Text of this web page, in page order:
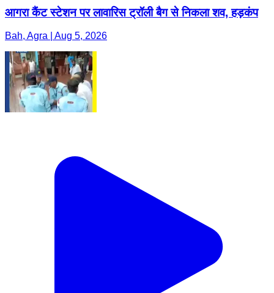
आगरा कैंट स्टेशन पर लावारिस ट्रॉली बैग से निकला शव, हड़कंप
Bah, Agra | Aug 5, 2026